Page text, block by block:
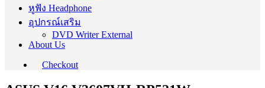
หูฟัง Headphone
อุปกรณ์เสริม
DVD Writer External
About Us
Checkout